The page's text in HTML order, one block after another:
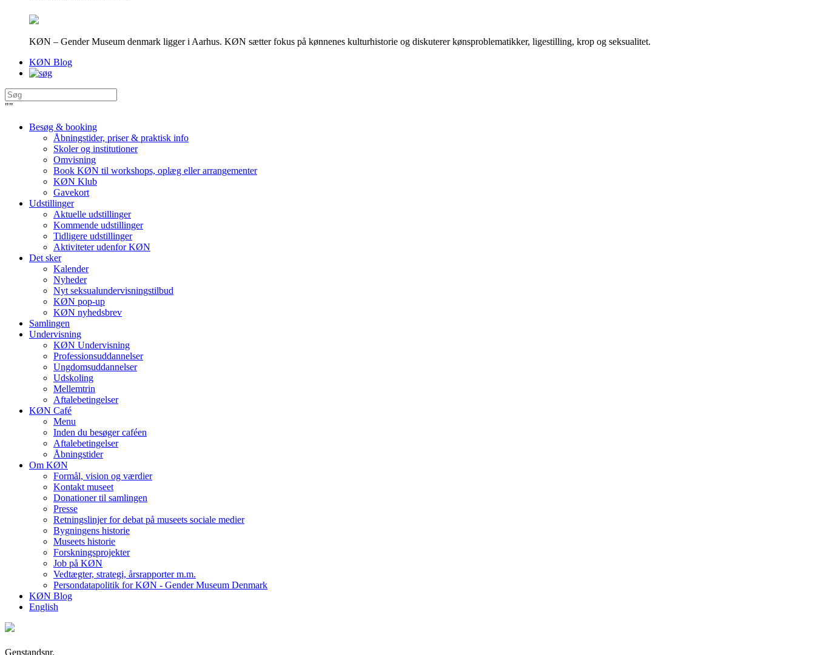
KØN – Gender Museum denmark ligger i Aarhus. KØN sætter fokus på kønnenes kulturhistorie og diskuterer kønsproblematikker, ligestilling, krop og seksualitet.
KØN Blog
""
Besøg & booking
Åbningstider, priser & praktisk info
Skoler og institutioner
Omvisning
Book KØN til workshops, oplæg eller arrangementer
KØN Klub
Gavekort
Udstillinger
Aktuelle udstillinger
Kommende udstillinger
Tidligere udstillinger
Aktiviteter udenfor KØN
Det sker
Kalender
Nyheder
Nyt seksualundervisningstilbud
KØN pop-up
KØN nyhedsbrev
Samlingen
Undervisning
KØN Undervisning
Professionsuddannelser
Ungdomsuddannelser
Udskoling
Mellemtrin
Aftalebetingelser
KØN Café
Menu
Inden du besøger caféen
Aftalebetingelser
Åbningstider
Om KØN
Formål, vision og værdier
Kontakt museet
Donationer til samlingen
Presse
Retningslinjer for debat på museets sociale medier
Bygningens historie
Museets historie
Forskningsprojekter
Job på KØN
Vedtægter, strategi, årsrapporter m.m.
Persondatapolitik for KØN - Gender Museum Denmark
KØN Blog
English
Genstandsnr.